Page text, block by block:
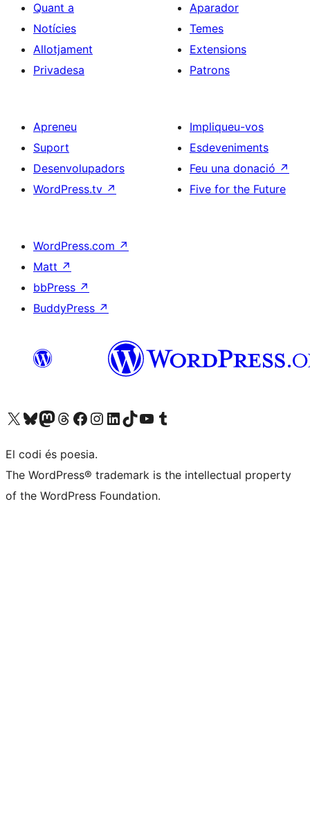
Quant a
Notícies
Allotjament
Privadesa
Aparador
Temes
Extensions
Patrons
Apreneu
Suport
Desenvolupadors
WordPress.tv ↗
Impliqueu-vos
Esdeveniments
Feu una donació ↗
Five for the Future
WordPress.com ↗
Matt ↗
bbPress ↗
BuddyPress ↗
Visiteu el nostre compte X (abans Twitter)
Visiteu el nostre compte de Bluesky
Visiteu el nostre compte al Mastodon
Visiteu el nostre compte de Threads
Visiteu la nostra pàgina al Facebook
Visiteu el nostre compte d'Instagram
Visiteu el nostre compte de LinkedIn
Visiteu el nostre compte de TikTok
Visiteu el nostre canal al YouTube
Visiteu el nostre compte de Tumblr
El codi és poesia.
The WordPress® trademark is the intellectual property
of the WordPress Foundation.